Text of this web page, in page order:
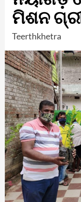
ମିଶନ
Teerthkhetra